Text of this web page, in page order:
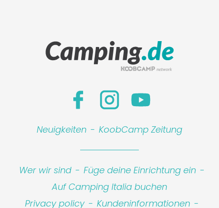
Leaflet |©
Neuigkeiten - KoobCamp Zeitung
Wer wir sind - Füge deine Einrichtung ein -
Auf Camping Italia buchen
Privacy policy - Kundeninformationen -